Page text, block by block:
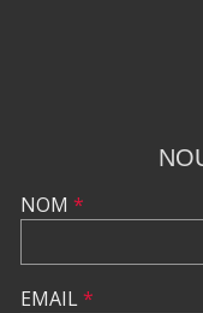
NOM *
EMAIL*